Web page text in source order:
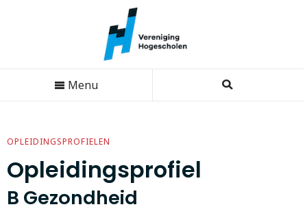
Menu
OPLEIDINGSPROFIELEN
Opleidingsprofiel
B Gezondheid